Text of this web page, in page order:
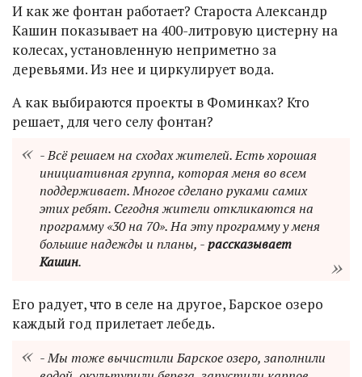
И как же фонтан работает? Староста Александр
Кашин показывает на 400-литровую цистерну на
колесах, установленную неприметно за
деревьями. Из нее и циркулирует вода.
А как выбираются проекты в Фоминках? Кто
решает, для чего селу фонтан?
- Всё решаем на сходах жителей. Есть хорошая
инициативная группа, которая меня во всем
поддерживает. Многое сделано руками самих
этих ребят. Сегодня жители откликаются на
программу «30 на 70». На эту программу у меня
большие надежды и планы, -рассказывает
Кашин.
Его радует, что в селе на другое, Барское озеро
каждый год прилетает лебедь.
- Мы тоже вычистили Барское озеро, заполнили